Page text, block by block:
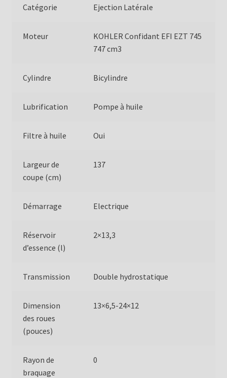
Catégorie Ejection Latérale
Moteur
KOHLER Confidant EFI EZT 745
747 cm3
Cylindre Bicylindre
Lubrification Pompe à huile
Filtre à huile Oui
Largeur de
coupe (cm)
137
Démarrage Electrique
Réservoir
d’essence (l)
2×13,3
Transmission Double hydrostatique
Dimension
des roues
(pouces)
13×6,5-24×12
Rayon de
braquage
0